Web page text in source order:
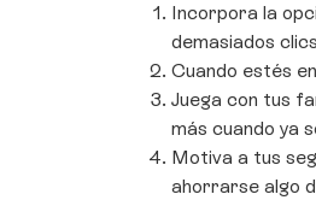
Incorpora la
demasiados
Cuando estés
Juega con tus
más cuando ya
Motiva a tus
ahorrarse algo